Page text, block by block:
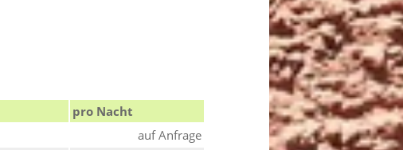
pro Nacht
auf Anfrage